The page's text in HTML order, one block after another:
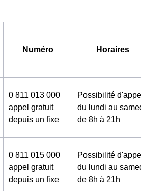
Numéro Horaires
0 811 013 000
appel gratuit
depuis un fixe
Possibilité
du lundi au
de 8h à 21h
0 811 015 000
appel gratuit
depuis un fixe
Possibilité
du lundi au
de 8h à 21h